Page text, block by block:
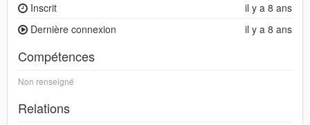
il y a 8 ans
Inscrit
il y a 8 ans
Dernière connexion
Compétences
Non renseigné
Relations